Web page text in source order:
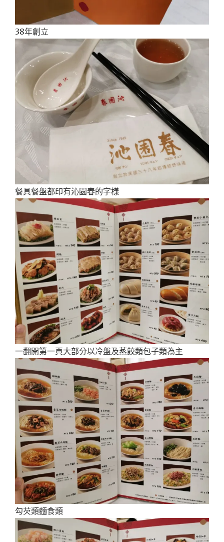
38年創立
餐具餐盤都印有沁園春的字樣
一翻開第一頁大部分以冷盤及蒸餃類包子類為主
勾芡類麵食類